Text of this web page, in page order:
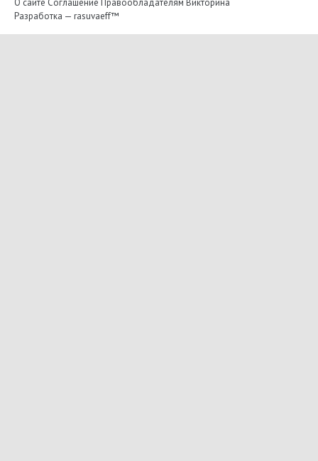
О сайте Соглашение Правообладателям Викторина
Разработка — rasuvaeff™